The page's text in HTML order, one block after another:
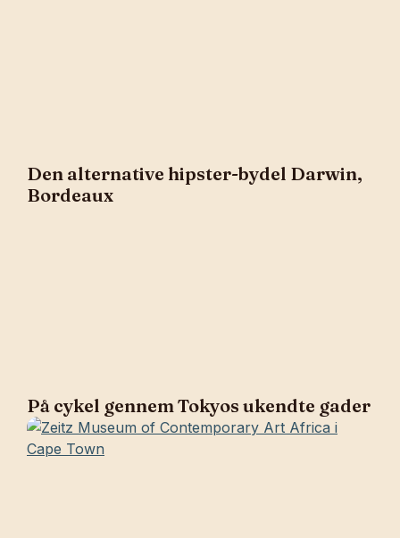
Den alternative hipster-bydel Darwin,
Bordeaux
På cykel gennem Tokyos ukendte gader